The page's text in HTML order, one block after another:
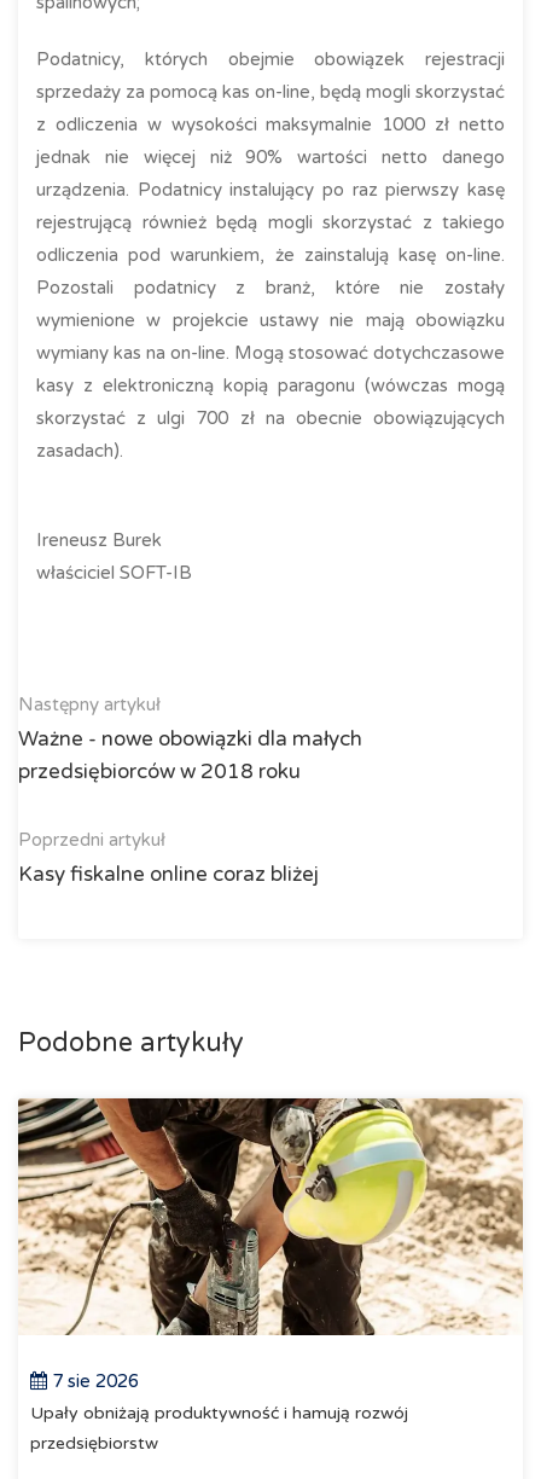
Podatnicy, których obejmie obowiązek rejestracji
sprzedaży za pomocą kas on-line, będą mogli skorzystać
z odliczenia w wysokości maksymalnie 1000 zł netto
jednak nie więcej niż 90% wartości netto danego
urządzenia. Podatnicy instalujący po raz pierwszy kasę
rejestrującą również będą mogli skorzystać z takiego
odliczenia pod warunkiem, że zainstalują kasę on-line.
Pozostali podatnicy z branż, które nie zostały
wymienione w projekcie ustawy nie mają obowiązku
wymiany kas na on-line. Mogą stosować dotychczasowe
kasy z elektroniczną kopią paragonu (wówczas mogą
skorzystać z ulgi 700 zł na obecnie obowiązujących
zasadach).
Ireneusz Burek
właściciel SOFT-IB
Następny artykuł
Ważne - nowe obowiązki dla małych
przedsiębiorców w 2018 roku
Poprzedni artykuł
Kasy fiskalne online coraz bliżej
Podobne artykuły
7 sie 2026
Upały obniżają produktywność i hamują rozwój
przedsiębiorstw